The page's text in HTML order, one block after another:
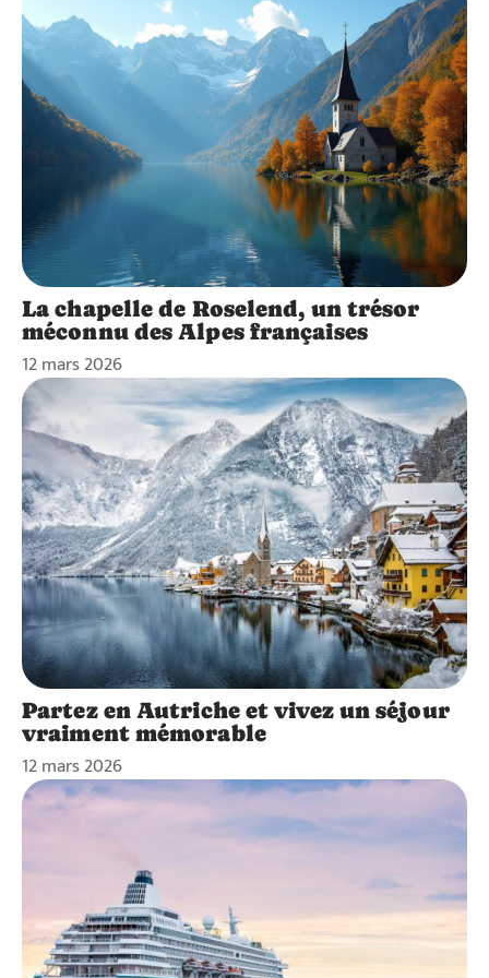
La chapelle de Roselend, un trésor
méconnu des Alpes françaises
12 mars 2026
Partez en Autriche et vivez un séjour
vraiment mémorable
12 mars 2026